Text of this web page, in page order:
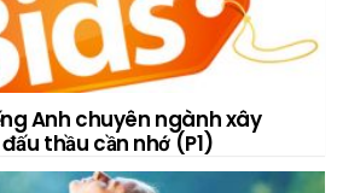
Anh chuyên ngành xây
thầu cần nhớ (P1)